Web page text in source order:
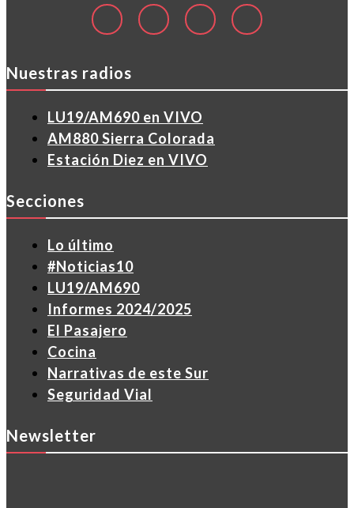
Nuestras radios
LU19/AM690 en VIVO
AM880 Sierra Colorada
Estación Diez en VIVO
Secciones
Lo último
#Noticias10
LU19/AM690
Informes 2024/2025
El Pasajero
Cocina
Narrativas de este Sur
Seguridad Vial
Newsletter